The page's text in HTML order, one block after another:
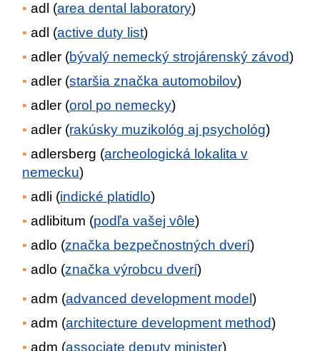
adl (area dental laboratory)
adl (active duty list)
adler (bývalý nemecký strojárenský závod)
adler (staršia značka automobilov)
adler (orol po nemecky)
adler (rakúsky muzikológ aj psychológ)
adlersberg (archeologická lokalita v
nemecku)
adli (indické platidlo)
adlibitum (podľa vašej vôle)
adlo (značka bezpečnostných dverí)
adlo (značka výrobcu dverí)
adm (advanced development model)
adm (architecture development method)
adm (associate deputy minister)